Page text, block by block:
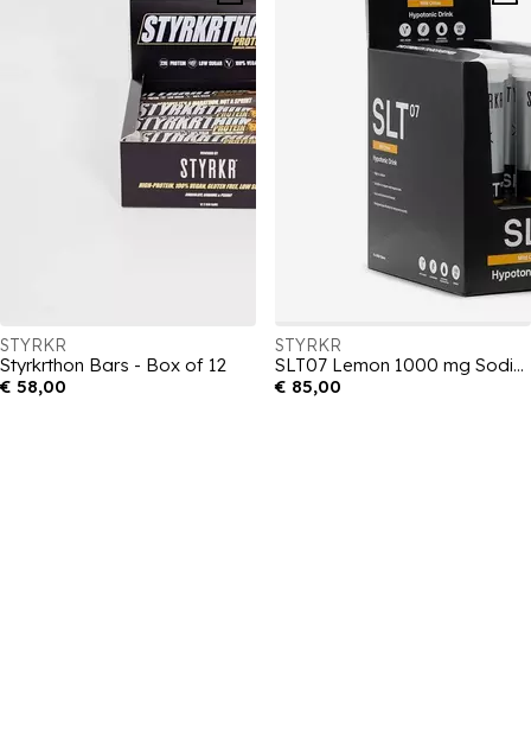
STYRKR
Styrkrthon Bars - Box of 12
€ 58,00
STYRKR
SLT07 Lemon 1000 mg Sodium Hydration Tablets Box of 6
€ 85,00